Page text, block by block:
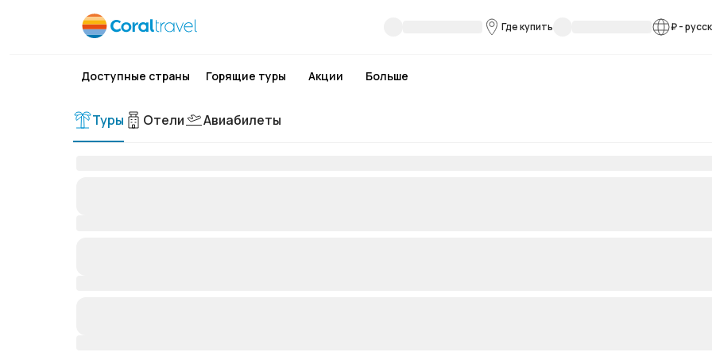
Где купить ₽-
Доступные страны Горящие туры Акции Больше
Туры Отели Авиабилеты